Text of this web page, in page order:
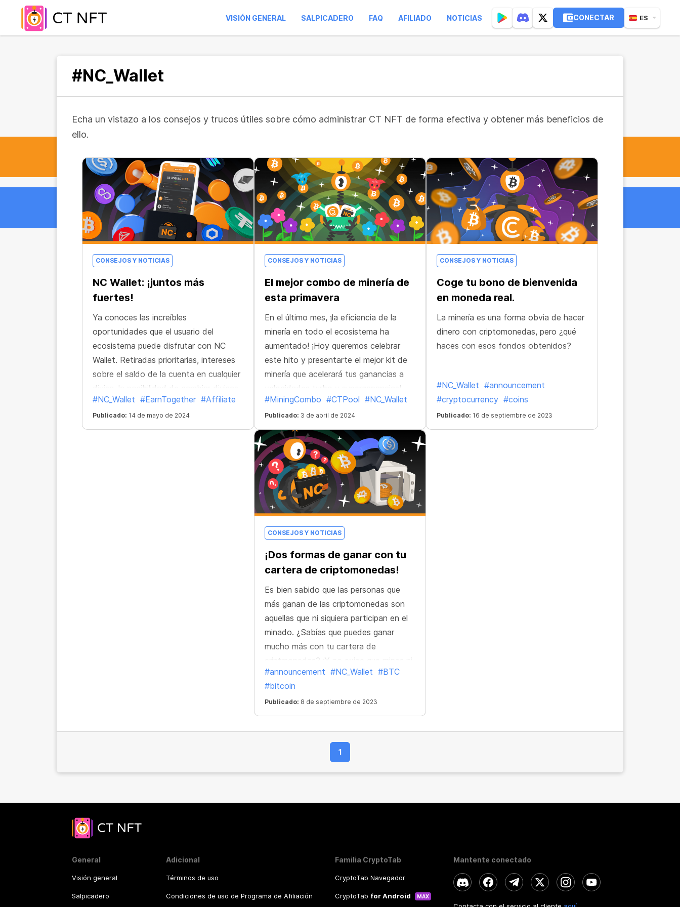
VISIÓN GENERAL SALPICADERO FAQ AFILIADO NOTICIAS CONECTAR ES
#NC_Wallet
Echa un vistazo a los consejos y trucos útiles sobre cómo administrar CT NFT de forma efectiva y obtener más beneficios de
ello.
CONSEJOS Y NOTICIAS
NC Wallet: ¡juntos más
fuertes!
Ya conoces las increíbles
oportunidades que el usuario del
ecosistema puede disfrutar con NC
Wallet. Retiradas prioritarias, intereses
sobre el saldo de la cuenta en cualquier
divisa, la posibilidad de cambiar divisas
al tipo de mercado directamente en la
aplicación... Ahora se ha añadido una
función más a esta lista.
#NC_Wallet #EarnTogether #Affiliate
Publicado: 14 de mayo de 2024
CONSEJOS Y NOTICIAS
El mejor combo de minería de
esta primavera
En el último mes, ¡la eficiencia de la
minería en todo el ecosistema ha
aumentado! ¡Hoy queremos celebrar
este hito y presentarte el mejor kit de
minería que acelerará tus ganancias a
velocidades turbo y superganancias!
#MiningCombo #CTPool #NC_Wallet
Publicado: 3 de abril de 2024
CONSEJOS Y NOTICIAS
Coge tu bono de bienvenida
en moneda real.
La minería es una forma obvia de hacer
dinero con criptomonedas, pero ¿qué
haces con esos fondos obtenidos?
#NC_Wallet #announcement
#cryptocurrency #coins
Publicado: 16 de septiembre de 2023
CONSEJOS Y NOTICIAS
¡Dos formas de ganar con tu
cartera de criptomonedas!
Es bien sabido que las personas que
más ganan de las criptomonedas son
aquellas que ni siquiera participan en el
minado. ¿Sabías que puedes ganar
mucho más con tu cartera de
criptmonedas? ¡Y no exige que mines ni
que hagas operaciones complejas con
tus fondos!
#announcement #NC_Wallet #BTC
#bitcoin
Publicado: 8 de septiembre de 2023
1
General
Visión general
Salpicadero
Adicional
Términos de uso
Condiciones de uso de Programa de Afiliación
Familia CryptoTab
CryptoTab Navegador
CryptoTab for Android MAX
Mantente conectado